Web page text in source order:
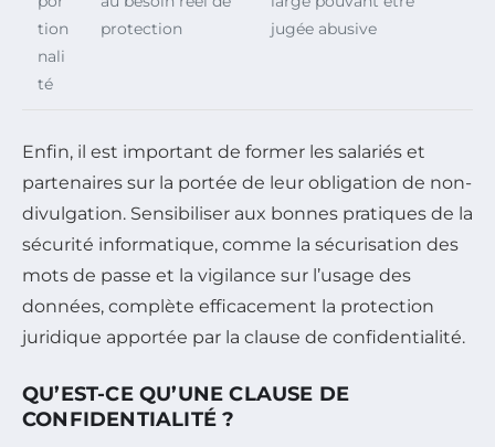
tion
nali
té
protection
jugée abusive
Enfin, il est important de former les salariés et
partenaires sur la portée de leur obligation de non-
divulgation. Sensibiliser aux bonnes pratiques de la
sécurité informatique, comme la sécurisation des
mots de passe et la vigilance sur l’usage des
données, complète efficacement la protection
juridique apportée par la clause de confidentialité.
QU’EST-CE QU’UNE CLAUSE DE
CONFIDENTIALITÉ ?